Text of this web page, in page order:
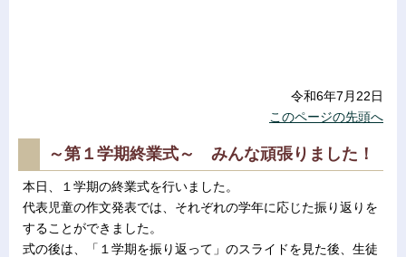
令和6年7月22日
このページの先頭へ
～第１学期終業式～ みんな頑張りました！
本日、１学期の終業式を行いました。
代表児童の作文発表では、それぞれの学年に応じた振り返りを
することができました。
式の後は、「１学期を振り返って」のスライドを見た後、生徒